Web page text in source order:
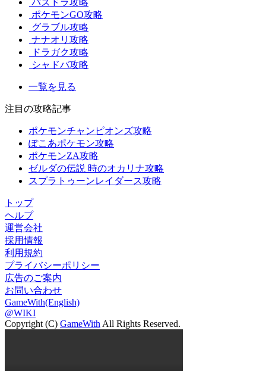
ポケモンGO攻略
グラブル攻略
ナナオリ攻略
ドラガク攻略
シャドバ攻略
一覧を見る
注目の攻略記事
ポケモンチャンピオンズ攻略
ぽこあポケモン攻略
ポケモンZA攻略
ゼルダの伝説 時のオカリナ攻略
スプラトゥーンレイダース攻略
トップ
ヘルプ
運営会社
採用情報
利用規約
プライバシーポリシー
広告のご案内
お問い合わせ
GameWith(English)
@WIKI
Copyright (C) GameWith All Rights Reserved.